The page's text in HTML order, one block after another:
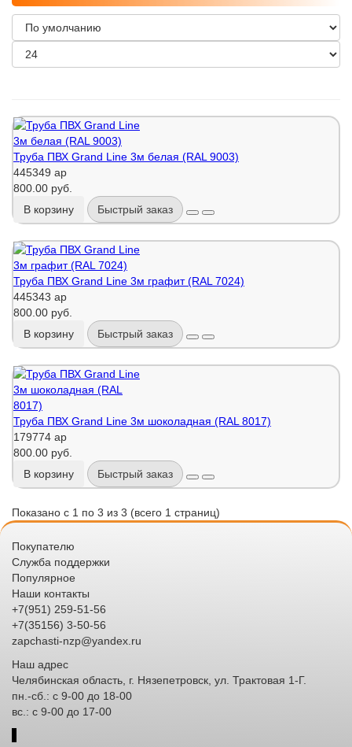
Труба ПВХ Grand Line 3м белая (RAL 9003)
445349 ар
800.00 руб.
В корзину
Быстрый заказ
Труба ПВХ Grand Line 3м графит (RAL 7024)
445343 ар
800.00 руб.
В корзину
Быстрый заказ
Труба ПВХ Grand Line 3м шоколадная (RAL 8017)
179774 ар
800.00 руб.
В корзину
Быстрый заказ
Показано с 1 по 3 из 3 (всего 1 страниц)
Покупателю
Служба поддержки
Популярное
Наши контакты
+7(951) 259-51-56
+7(35156) 3-50-56
zapchasti-nzp@yandex.ru
Наш адрес
Челябинская область, г. Нязепетровск, ул. Трактовая 1-Г.
пн.-сб.: с 9-00 до 18-00
вс.: с 9-00 до 17-00